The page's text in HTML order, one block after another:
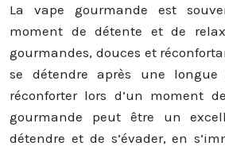
La vape gourmande est
moment de détente et de
gourmandes, douces et
se détendre après une
réconforter lors d’un moment
gourmande peut être un
détendre et de s’évader, en